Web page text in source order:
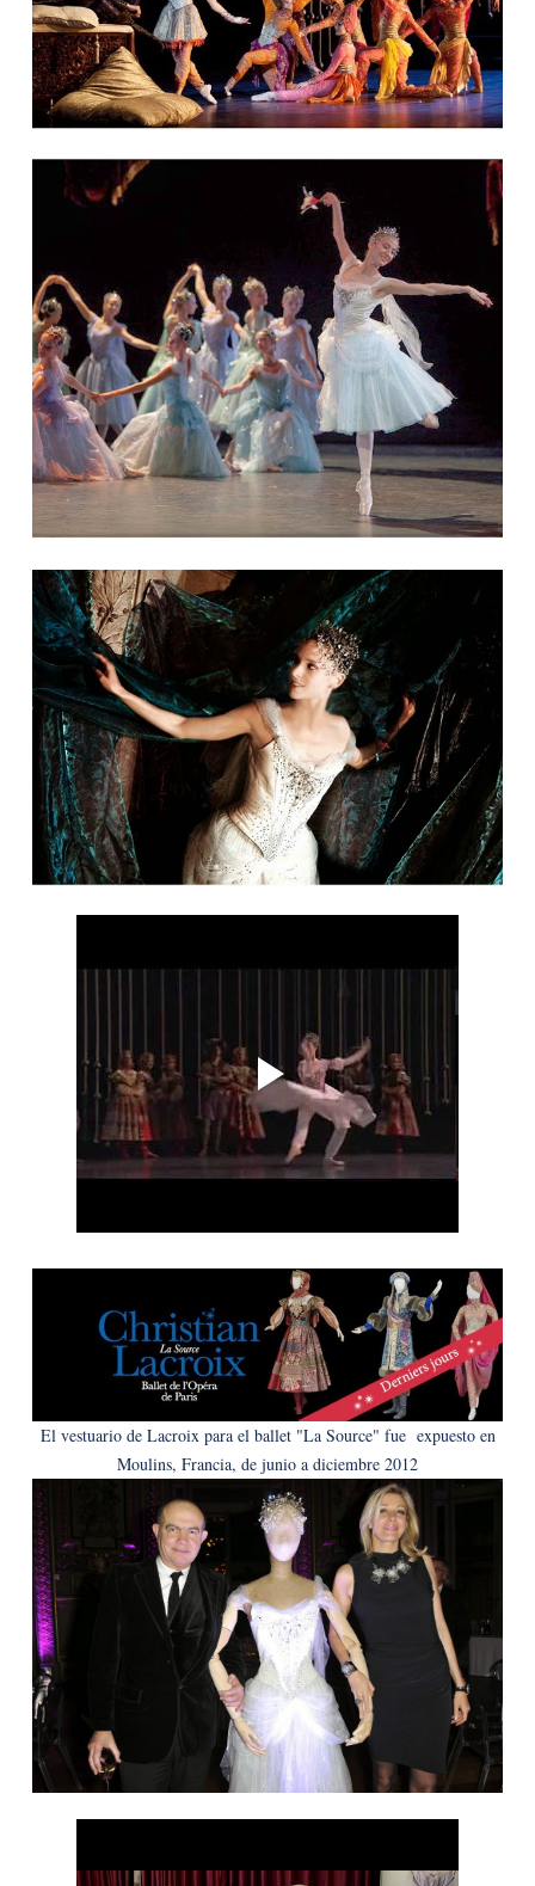
El vestuario de Lacroix para el ballet "La Source" fue expuesto en
Moulins, Francia, de junio a diciembre 2012